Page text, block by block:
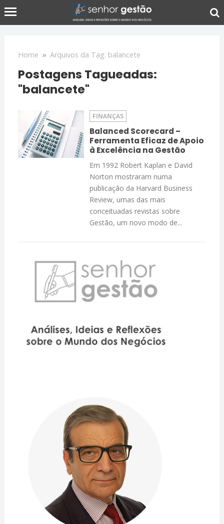
Home » Arquivos da Tag: balancete
Postagens Tagueadas:
"balancete"
FINANÇAS
Balanced Scorecard –
Ferramenta Eficaz de Apoio
à Excelência na Gestão
Em 1992 Robert Kaplan e David
Norton mostraram numa
publicação da Harvard Business
Review, umas das mais
conceituadas revistas sobre
Gestão, um novo modo de...